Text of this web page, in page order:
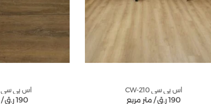
اس بي سي CW-210
متر مربع / 190ر.ق
اس بي سي CW-1688
متر مربع / 190ر.ق